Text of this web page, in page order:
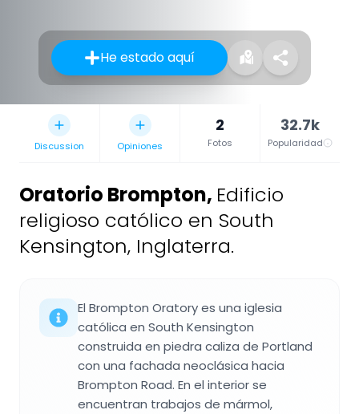
He estado aquí
Discussion Opiniones
2
Fotos
32.7k
Popularidad
Oratorio Brompton, Edificio
religioso católico en South
Kensington, Inglaterra.
El Brompton Oratory es una iglesia
católica en South Kensington
construida en piedra caliza de Portland
con una fachada neoclásica hacia
Brompton Road. En el interior se
encuentran trabajos de mármol,